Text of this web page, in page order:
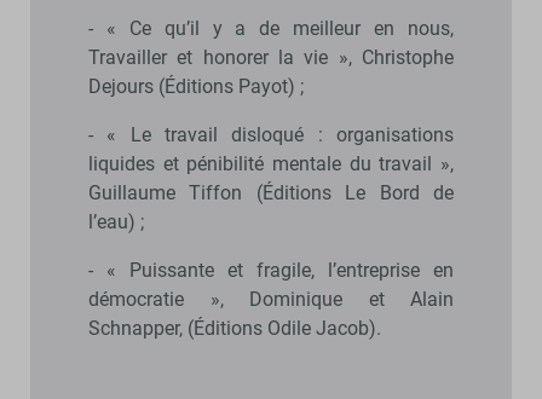
- « Ce qu’il y a de meilleur en nous,
Travailler et honorer la vie », Christophe
Dejours (Éditions Payot) ;
- « Le travail disloqué : organisations
liquides et pénibilité mentale du travail »,
Guillaume Tiffon (Éditions Le Bord de
l’eau) ;
- « Puissante et fragile, l’entreprise en
démocratie », Dominique et Alain
Schnapper, (Éditions Odile Jacob).